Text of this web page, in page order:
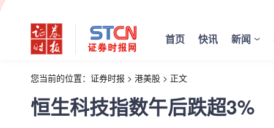
首页 快讯 新闻
您当前的位置： 证券时报 > 港美股 > 正文
恒生科技指数午后跌超3%